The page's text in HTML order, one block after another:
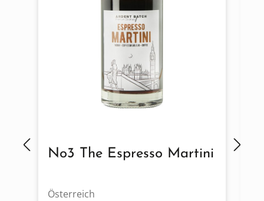
No3 The Espresso Martini
Österreich